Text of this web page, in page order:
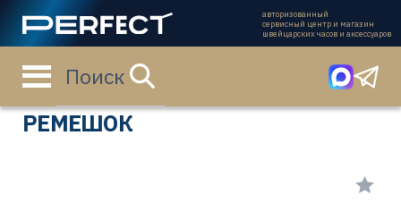
авторизованный
сервисный центр и магазин
швейцарских часов и аксессуаров
Поиск
Главная страница Каталог
РЕМЕШОК